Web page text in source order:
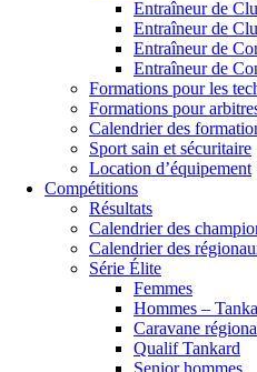
Entraîneur de
Entraîneur de
Entraîneur de
Entraîneur de
Formations pour les
Formations pour
Calendrier des
Sport sain et sécuritaire
Location d’équipement
Compétitions
Résultats
Calendrier des
Calendrier des
Série Élite
Femmes
Hommes –
Caravane
Qualif Tankard
Senior hommes